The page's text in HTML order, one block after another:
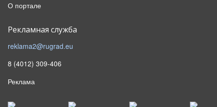
О портале
Рекламная служба
reklama2@rugrad.eu
8 (4012) 309-406
Реклама